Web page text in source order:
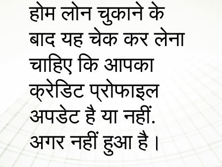
होम लोन चुकाने के
बाद यह चेक कर लेना
चाहिए कि आपका
क्रेडिट प्रोफाइल
अपडेट है या नहीं.
अगर नहीं हुआ है।